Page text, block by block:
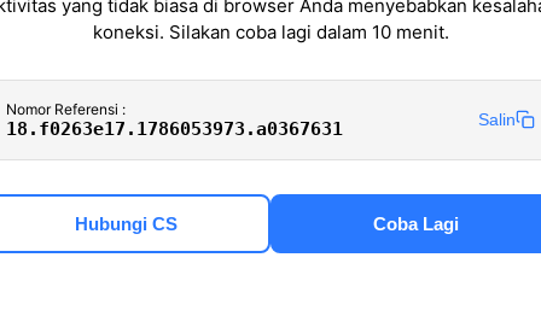
yang tidak biasa di browser Anda menyebabkan
koneksi. Silakan coba lagi dalam 10 menit.
Nomor Referensi :
18.f0263e17.1786053973.a0367631 Salin
Hubungi CS Coba Lagi